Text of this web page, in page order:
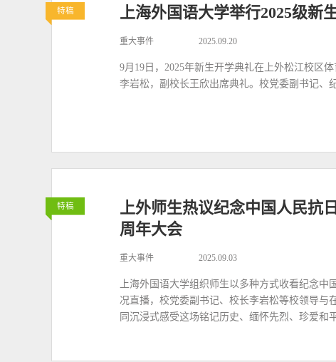
特稿 上海外国语大学举行2025级新
重大事件 2025.09.20
9月19日，2025年新生开学典礼在上外松江校区
李岩松，副校长王欣出席典礼。校党委副书记、
特稿
上外师生热议纪念中国人民抗
周年大会
重大事件 2025.09.03
上海外国语大学组织师生以多种方式收看纪念
况直播，校党委副书记、校长李岩松等校领导与
同沉浸式感受这场铭记历史、缅怀先烈、珍爱和